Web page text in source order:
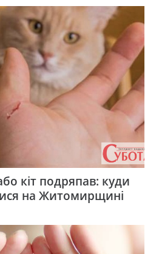
кіт подряпав: куди
на Житомирщині